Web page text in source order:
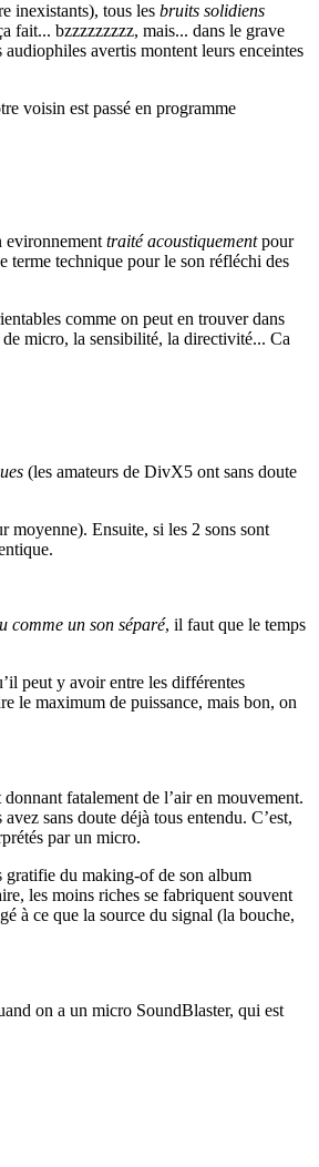
inexistants), tous les bruits solidiens
fait... bzzzzzzzzz, mais... dans le grave
avertis montent leurs enceintes
voisin est passé en programme
evironnement traité acoustiquementpour
terme technique pour le son réfléchi des
comme on peut en trouver dans
micro, la sensibilité, la directivité... Ca
(les amateurs de DivX5 ont sans doute
moyenne). Ensuite, si les 2 sons sont
comme un son séparé, il faut que le temps
peut y avoir entre les différentes
le maximum de puissance, mais bon, on
fatalement de l’air en mouvement.
sans doute déjà tous entendu. C’est,
par un micro.
gratifie du making-of de son album
les moins riches se fabriquent souvent
à ce que la source du signal (la bouche,
on a un micro SoundBlaster, qui est